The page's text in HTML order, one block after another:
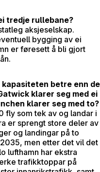
tredje rullebane?
aksjeselskap.
bygging av ei
er føresett å bli gjort
betre enn de
klarer seg med ei
klarer seg med to?
fly som tek av og landar i
er sprengt store deler av
og landingar på to
men etter det vil det
lufthamn har ekstra
trafikktoppar på